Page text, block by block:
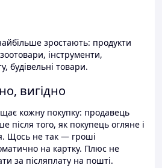
зростають: продукти
інструменти,
будівельні товари.
вигідно
кожну покупку: продавець
після того, як покупець огляне і
Щось не так — гроші
на картку. Плюс не
за післяплату на пошті.